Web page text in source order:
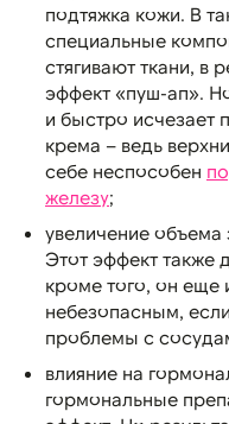
подтяжка кожи. В
специальные
стягивают ткани, в
эффект «пуш-ап».
и быстро исчезает
крема – ведь
себе неспособен
железу;
увеличение объема
Этот эффект также
кроме того, он еще
небезопасным,
проблемы с
влияние на
гормональные